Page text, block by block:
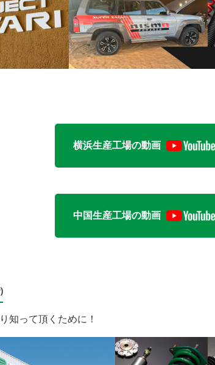
横浜生産工場の動画
中国生産工場の動画
知って頂くために！